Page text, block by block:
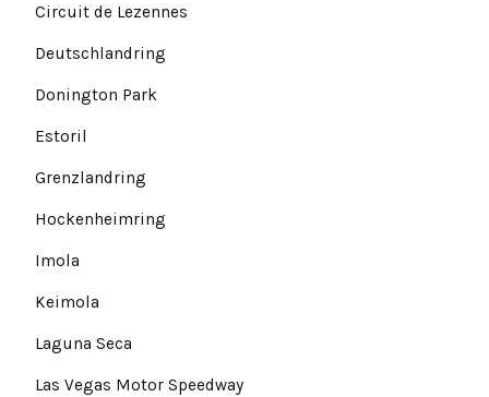
Circuit de Lezennes
Deutschlandring
Donington Park
Estoril
Grenzlandring
Hockenheimring
Imola
Keimola
Laguna Seca
Las Vegas Motor Speedway